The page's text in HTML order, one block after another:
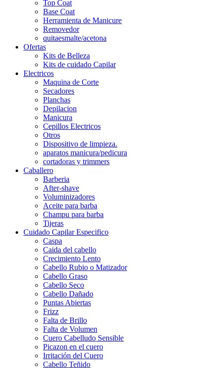
Top Coat
Base Coat
Herramienta de Manicure
Removedor
quitaesmalte/acetona
Ofertas
Kits de Belleza
Kits de cuidado Capilar
Electricos
Maquina de Corte
Secadores
Planchas
Depilacion
Manicura
Cepillos Electricos
Otros
Dispositivo de limpieza.
aparatos manicura/pedicura
cortadoras y trimmers
Caballero
Barberia
After-shave
Voluminizadores
Aceite para barba
Champu para barba
Tijeras
Cuidado Capilar Especifico
Caspa
Caida del cabello
Crecimiento Lento
Cabello Rubio o Matizador
Cabello Graso
Cabello Seco
Cabello Dañado
Puntas Abiertas
Frizz
Falta de Brillo
Falta de Volumen
Cuero Cabelludo Sensible
Picazon en el cuero
Irritación del Cuero
Cabello Teñido